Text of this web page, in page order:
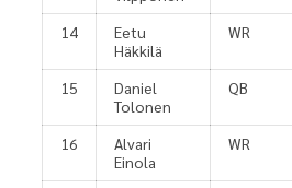
14
Eetu
Häkkilä
WR
15
Daniel
Tolonen
QB
16
Alvari
Einola
WR